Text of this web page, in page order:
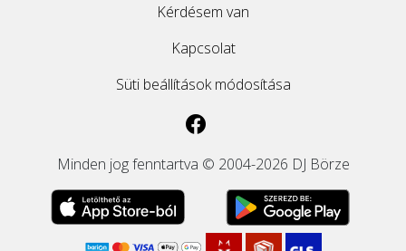
Kérdésem van
Kapcsolat
Süti beállítások módosítása
Minden jog fenntartva © 2004-2026 DJ Börze